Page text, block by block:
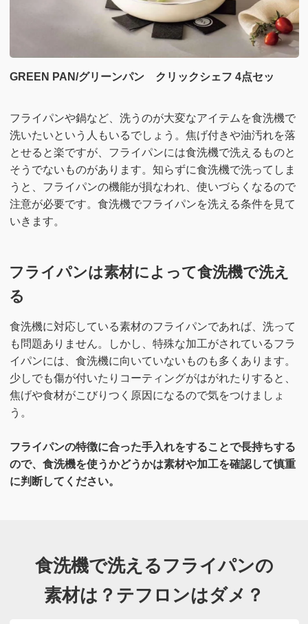
GREEN PAN/グリーンパン クリックシェフ 4点セッ
フライパンや鍋など、洗うのが大変なアイテムを食洗機で
洗いたいという人もいるでしょう。焦げ付きや油汚れを落
とせると楽ですが、フライパンには食洗機で洗えるものと
そうでないものがあります。知らずに食洗機で洗ってしま
うと、フライパンの機能が損なわれ、使いづらくなるので
注意が必要です。食洗機でフライパンを洗える条件を見て
いきます。
フライパンは素材によって食洗機で洗え
る
食洗機に対応している素材のフライパンであれば、洗って
も問題ありません。しかし、特殊な加工がされているフラ
イパンには、食洗機に向いていないものも多くあります。
少しでも傷が付いたりコーティングがはがれたりすると、
焦げや食材がこびりつく原因になるので気をつけましょ
う。
フライパンの特徴に合った手入れをすることで長持ちする
ので、食洗機を使うかどうかは素材や加工を確認して慎重
に判断してください。
食洗機で洗えるフライパンの
素材は？ テフロンはダメ？